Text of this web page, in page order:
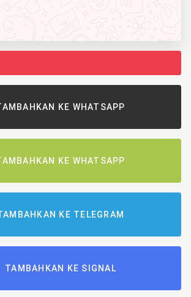
KE WHATSAPP
KE WHATSAPP
KE TELEGRAM
TAMBAHKAN KE SIGNAL